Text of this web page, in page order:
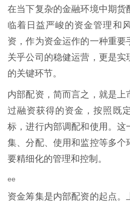
在当下复杂的金融环境中期货
临着日益严峻的资金管理和
资，作为资金运作的一种重要
关乎公司的稳健运营，更是实
的关键环节。
内部配资，简而言之，就是上
过融资获得的资金，按照既
标，进行内部调配和使用。这
集、分配、使用和监控等多个
要精细化的管理和控制。
ee
资金筹集是内部配资的起点。